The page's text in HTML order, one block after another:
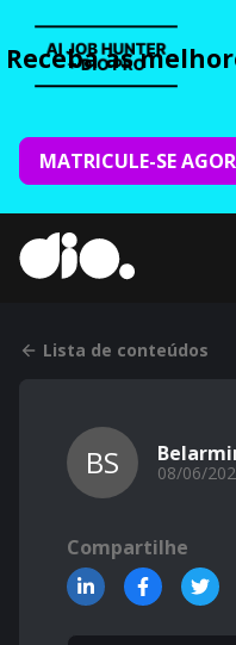
Receba as
MATRICULE-SE
Lista de conteúdos
BS 08/06/
Compartilhe